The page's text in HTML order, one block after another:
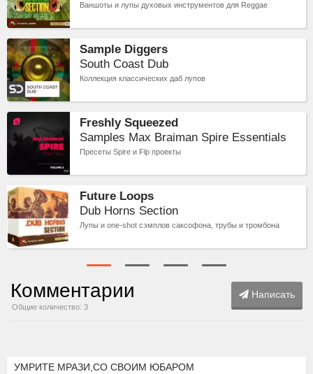
Ваншоты и лупы духовых инструментов для Reggae
Sample Diggers
South Coast Dub
Коллекция классических даб лупов
Freshly Squeezed
Samples Max Braiman Spire Essentials
Пресеты Spire и Flp проекты
Future Loops
Dub Horns Section
Лупы и one-shot сэмплов саксофона, трубы и тромбона
Комментарии
Общие количество: 3
Написать
УМРИТЕ МРАЗИ,СО СВОИМ ЮБАРОМ